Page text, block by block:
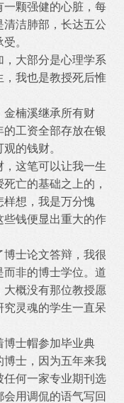
一颗强健的心脏，每
洁肺部，长达五公
。
大部分是心理学系
我也是教授死后惟
楠溪继承所有财
工资全部存放在银
的钱财。
这笔可以让我一生
亡的基础之上的，
样想，我是万分愧
些钱便显出重大的作
士论文答辩，我很
非的博士学位。道
概没有那位教授愿
灵魂的学生一直呆
士帽参加毕业典
博士，因为五年来我
任何一家专业期刊选
用调侃的语气写回